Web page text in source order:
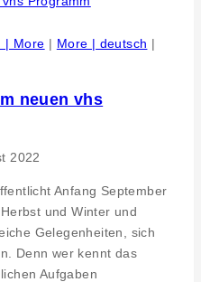
| More | More | deutsch |
neuen vhs
2022
Anfang September
und Winter und
Gelegenheiten, sich
Denn wer kennt das
Aufgaben